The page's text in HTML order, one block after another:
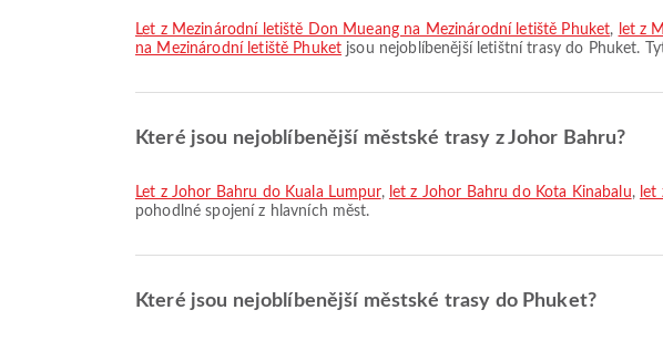
let z Mezinárodní letiště Don Mueang na Mezinárodní letiště Phuket, let z
na Mezinárodní letiště Phuket jsou nejoblíbenější letištní trasy do Phuket.
Které jsou nejoblíbenější městské trasy z Johor Bahru?
let z Johor Bahru do Kuala Lumpur, let z Johor Bahru do Kota Kinabalu, let
pohodlné spojení z hlavních měst.
Které jsou nejoblíbenější městské trasy do Phuket?